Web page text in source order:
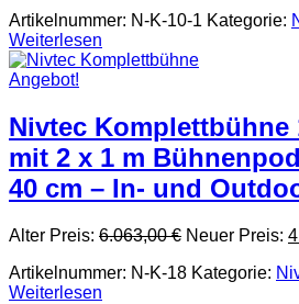
Artikelnummer: N-K-10-1 Kategorie:
Weiterlesen
Angebot!
Nivtec Komplettbühne
mit 2 x 1 m
40 cm – In- und
Alter Preis: 6.063,00€ Ursprünglicher
war:
Neuer Preis:
Artikelnummer: N-K-18 Kategorie:
Weiterlesen